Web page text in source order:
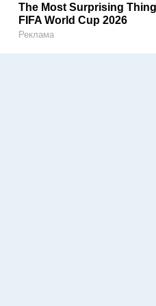
The Most Surprising
FIFA World Cup 2026
Реклама